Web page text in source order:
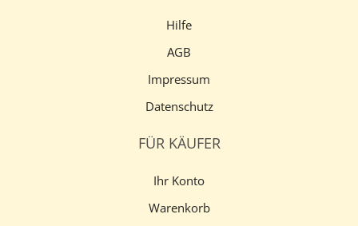
Hilfe
AGB
Impressum
Datenschutz
FÜR KÄUFER
Ihr Konto
Warenkorb